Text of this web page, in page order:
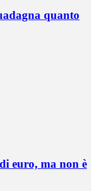
quanto
euro, ma non è